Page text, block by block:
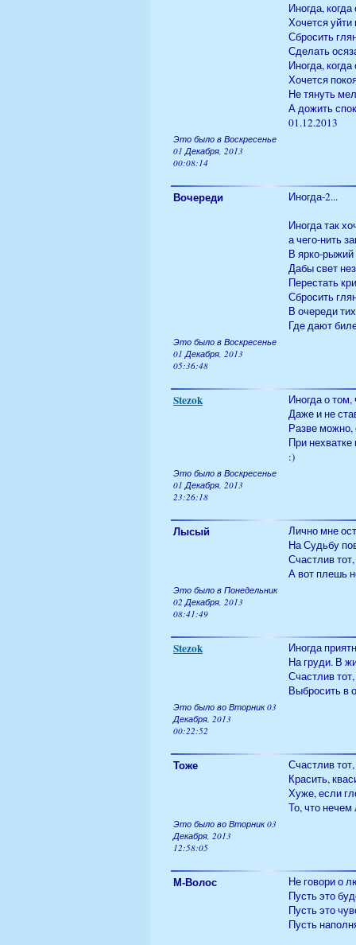
Иногда,
Хочется уйти
Сбросить
Сделать
Иногда,
Хочется
Не тянуть
А дожить
01.12.2013
Это было в Воскресенье
01 Декабря, 2013
00:08:14
Вочереди
Иногда-2...
Иногда так
а чего-нить
В ярко-рыжий
Дабы свет
Перестать
Сбросить
В очереди
Где дают
Это было в Воскресенье
01 Декабря, 2013
05:36:48
Stezok
Иногда о том,
Даже и не
Разве можно,
При нехватке
:)
Это было в Воскресенье
01 Декабря, 2013
23:26:18
Лысый
Лично мне
На Судьбу
Счастлив
А вот плешь
Это было в Понедельник
02 Декабря, 2013
08:41:49
Stezok
Иногда
На груди. В
Счастлив
Выбросить в
Это было во Вторник 03
Декабря, 2013
00:22:52
Тоже
Счастлив
Красить,
Хуже, если
То, что нечем
Это было во Вторник 03
Декабря, 2013
12:58:05
М-Волос
Не говори о
Пусть это
Пусть это
Пусть